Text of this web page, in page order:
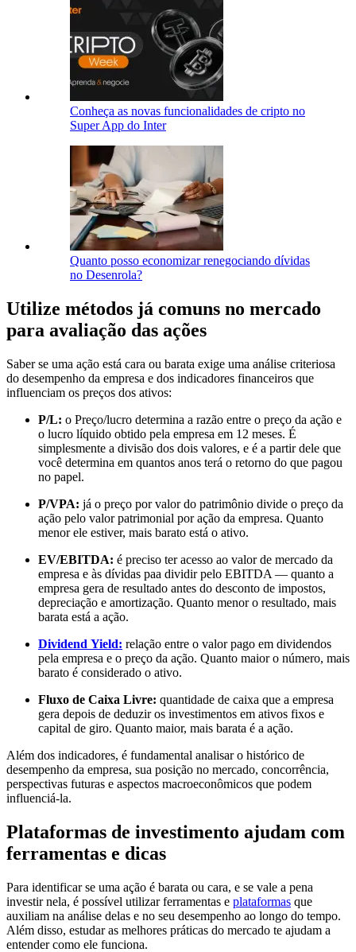
Conheça as novas funcionalidades de cripto no
Super App do Inter
Quanto posso economizar renegociando dívidas
no Desenrola?
Utilize métodos já comuns no mercado
para avaliação das ações
Saber se uma ação está cara ou barata exige uma análise criteriosa
do desempenho da empresa e dos indicadores financeiros que
influenciam os preços dos ativos:
P/L: o Preço/lucro determina a razão entre o preço da ação e
o lucro líquido obtido pela empresa em 12 meses. É
simplesmente a divisão dos dois valores, e é a partir dele que
você determina em quantos anos terá o retorno do que pagou
no papel.
P/VPA: já o preço por valor do patrimônio divide o preço da
ação pelo valor patrimonial por ação da empresa. Quanto
menor ele estiver, mais barato está o ativo.
EV/EBITDA: é preciso ter acesso ao valor de mercado da
empresa e às dívidas paa dividir pelo EBITDA — quanto a
empresa gera de resultado antes do desconto de impostos,
depreciação e amortização. Quanto menor o resultado, mais
barata está a ação.
Dividend Yield: relação entre o valor pago em dividendos
pela empresa e o preço da ação. Quanto maior o número, mais
barato é considerado o ativo.
Fluxo de Caixa Livre: quantidade de caixa que a empresa
gera depois de deduzir os investimentos em ativos fixos e
capital de giro. Quanto maior, mais barata é a ação.
Além dos indicadores, é fundamental analisar o histórico de
desempenho da empresa, sua posição no mercado, concorrência,
perspectivas futuras e aspectos macroeconômicos que podem
influenciá-la.
Plataformas de investimento ajudam com
ferramentas e dicas
Para identificar se uma ação é barata ou cara, e se vale a pena
investir nela, é possível utilizar ferramentas e plataformas que
auxiliam na análise delas e no seu desempenho ao longo do tempo.
Além disso, estudar as melhores práticas do mercado te ajudam a
entender como ele funciona.